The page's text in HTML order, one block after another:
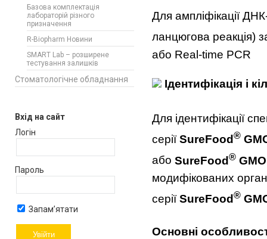
Базова комплектація
лабораторій різного
призначення
R-Biopharm Новини
SMART Lab – розширене
тестування залишків
Стоматологічне обладнання
Вхід на сайт
Логін
Пароль
Запам’ятати
Для ампліфікації
ланцюгова реакція)
або Real-time PCR
Ідентифікація і к
Для ідентифікації
серіїSureFood ®
або SureFood® GMO
модифікованих
серіїSureFood ®
Основні особ